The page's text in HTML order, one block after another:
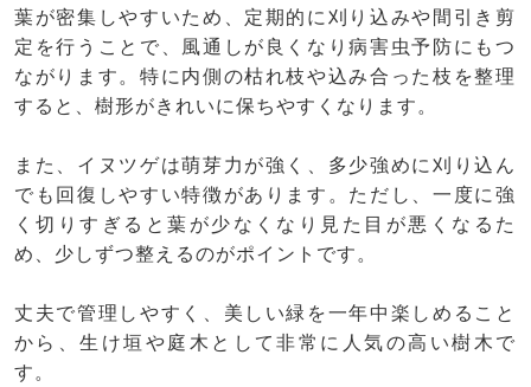
葉が密集しやすいため、定期的に刈り込みや間引き剪
定を行うことで、風通しが良くなり病害虫予防にもつ
ながります。特に内側の枯れ枝や込み合った枝を整理
すると、樹形がきれいに保ちやすくなります。
また、イヌツゲは萌芽力が強く、多少強めに刈り込ん
でも回復しやすい特徴があります。ただし、一度に強
く切りすぎると葉が少なくなり見た目が悪くなるた
め、少しずつ整えるのがポイントです。
丈夫で管理しやすく、美しい緑を一年中楽しめること
から、生け垣や庭木として非常に人気の高い樹木で
す。